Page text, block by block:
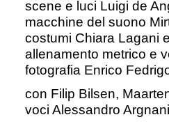
scene e luci Luigi de
macchine del suono
costumi Chiara Lagani
allenamento metrico e
fotografia Enrico
con Filip Bilsen,
voci Alessandro